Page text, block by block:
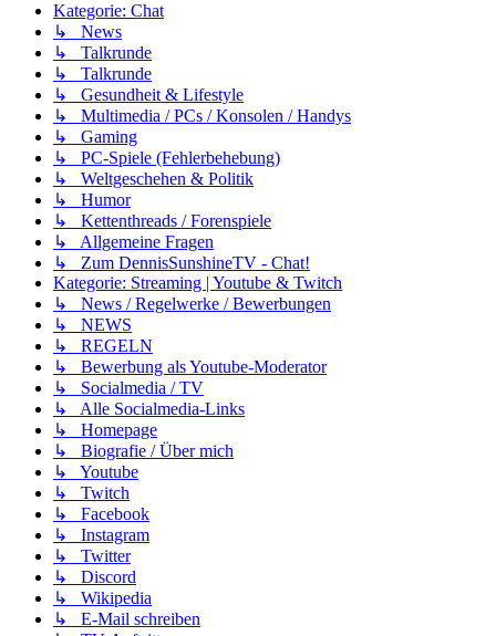
Kategorie: Chat
↳ News
↳ Talkrunde
↳ Talkrunde
↳ Gesundheit & Lifestyle
↳ Multimedia / PCs / Konsolen / Handys
↳ Gaming
↳ PC-Spiele (Fehlerbehebung)
↳ Weltgeschehen & Politik
↳ Humor
↳ Kettenthreads / Forenspiele
↳ Allgemeine Fragen
↳ Zum DennisSunshineTV - Chat!
Kategorie: Streaming | Youtube & Twitch
↳ News / Regelwerke / Bewerbungen
↳ NEWS
↳ REGELN
↳ Bewerbung als Youtube-Moderator
↳ Socialmedia / TV
↳ Alle Socialmedia-Links
↳ Homepage
↳ Biografie / Über mich
↳ Youtube
↳ Twitch
↳ Facebook
↳ Instagram
↳ Twitter
↳ Discord
↳ Wikipedia
↳ E-Mail schreiben